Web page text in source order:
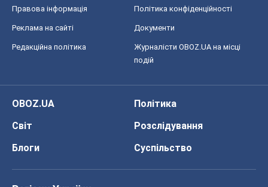
Правова інформація Політика конфіденційності
Реклама на сайті Документи
Редакційна політика
Журналісти OBOZ.UA на місці
подій
OBOZ.UA
Політика
Світ
Розслідування
Блоги
Суспільство